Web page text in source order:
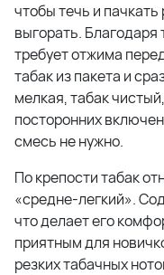
чтобы течь и
выгорать. Благодаря
требует отжима
табак из пакета и
мелкая, табак
посторонних
смесь не нужно.
По крепости табак
«средне-легкий».
что делает его
приятным для
резких табачных